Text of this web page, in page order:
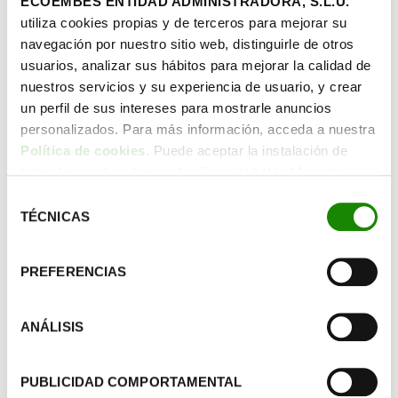
utiliza cookies propias y de terceros para mejorar su
navegación por nuestro sitio web, distinguirle de otros
usuarios, analizar sus hábitos para mejorar la calidad de
nuestros servicios y su experiencia de usuario, y crear
un perfil de sus intereses para mostrarle anuncios
personalizados. Para más información, acceda a nuestra
Política de cookies. Puede aceptar la instalación de
botón “Configurar cookies”, o rechazar su instalación,
TÉCNICAS
PREFERENCIAS
ANÁLISIS
PUBLICIDAD COMPORTAMENTAL
P.B.: Precio base 2027
Más información en
Guía de ecomodulación 2027
Ecomodulación del vidrio
Se aplica una penalización del 50%
sobre la tarifa base en caso de que los
sistemas de cierre cerámico, estén